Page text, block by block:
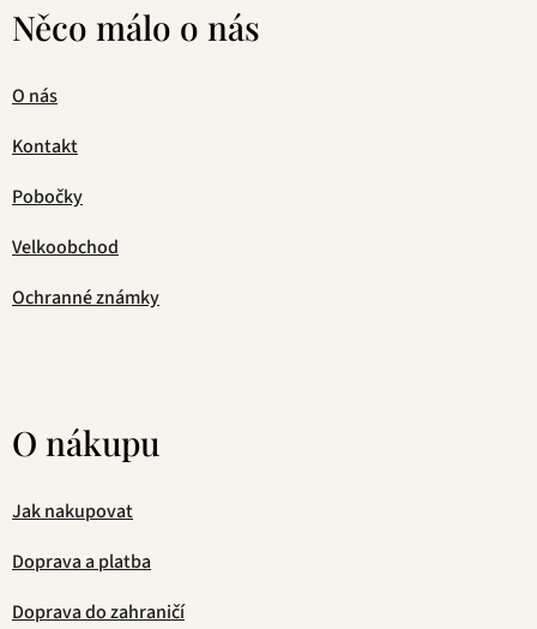
Něco málo o nás
O nás
Kontakt
Pobočky
Velkoobchod
Ochranné známky
O nákupu
Jak nakupovat
Doprava a platba
Doprava do zahraničí